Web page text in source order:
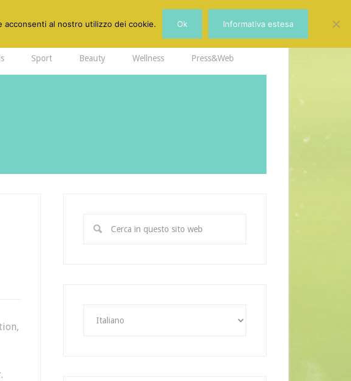
Sport Beauty Wellness Press&Web
acconsenti al nostro utilizzo dei cookie. Ok Informativa estesa